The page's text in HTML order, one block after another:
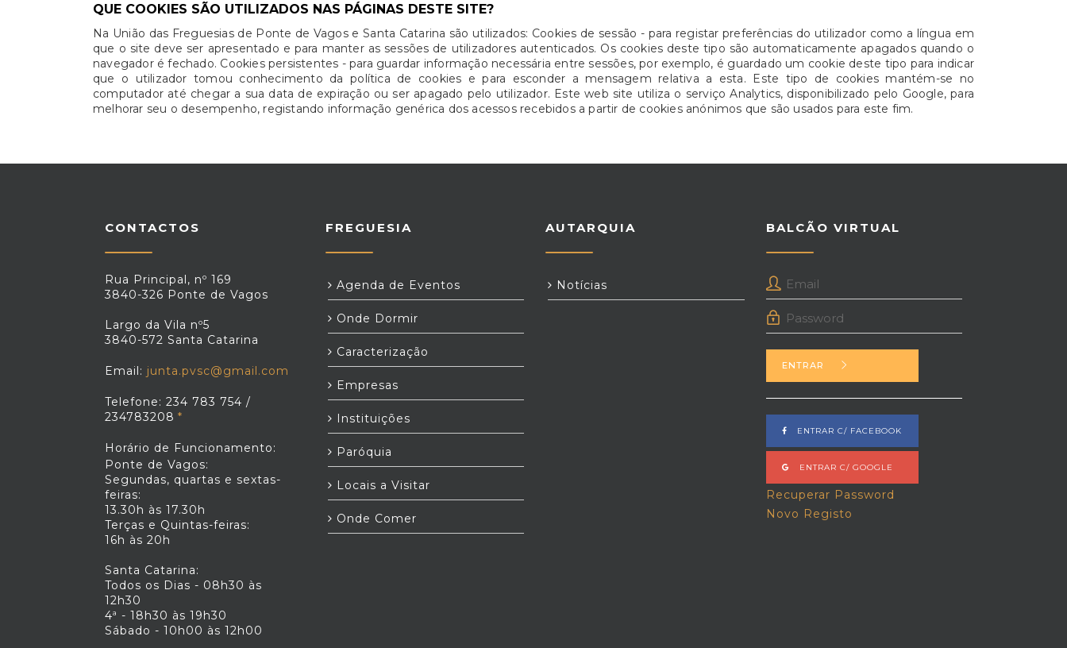
QUE COOKIES SÃO UTILIZADOS NAS PÁGINAS DESTE SITE?
Na União das Freguesias de Ponte de Vagos e Santa Catarina são utilizados: Cookies de sessão - para registar preferências do utilizador como a língua em
que o site deve ser apresentado e para manter as sessões de utilizadores autenticados. Os cookies deste tipo são automaticamente apagados quando o
navegador é fechado. Cookies persistentes - para guardar informação necessária entre sessões, por exemplo, é guardado um cookie deste tipo para indicar
que o utilizador tomou conhecimento da política de cookies e para esconder a mensagem relativa a esta. Este tipo de cookies mantém-se no
computador até chegar a sua data de expiração ou ser apagado pelo utilizador. Este web site utiliza o serviço Analytics, disponibilizado pelo Google, para
melhorar seu o desempenho, registando informação genérica dos acessos recebidos a partir de cookies anónimos que são usados para este fim.
CONTACTOS
Rua Principal, nº 169
3840-326 Ponte de Vagos
Largo da Vila nº5
3840-572 Santa Catarina
Email: junta.pvsc@gmail.com
Telefone: 234 783 754 /
234783208
Horário de Funcionamento:
Ponte de Vagos:
Segundas, quartas e sextas-
feiras:
13.30h às 17.30h
Terças e Quintas-feiras:
16h às 20h
Santa Catarina:
Todos os Dias - 08h30 às
12h30
4ª - 18h30 às 19h30
Sábado - 10h00 às 12h00
FREGUESIA
Agenda de Eventos
Onde Dormir
Caracterização
Empresas
Instituições
Paróquia
Locais a Visitar
Onde Comer
AUTARQUIA
Notícias
BALCÃO VIRTUAL
ENTRAR
ENTRAR C/ FACEBOOK
ENTRAR C/ GOOGLE
Recuperar Password
Novo Registo